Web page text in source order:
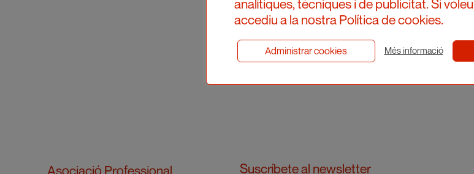
Asociació Professional Suscríbete al newsletter
analítiques, tècniques i de publicitat. Si
accediu a la nostra Política de cookies.
Administrar cookies Més informació